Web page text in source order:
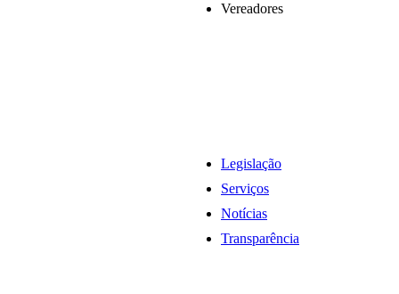
Vereadores
Legislação
Serviços
Notícias
Transparência